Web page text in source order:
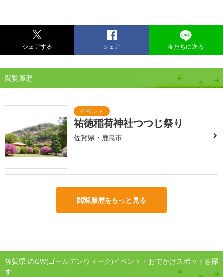
シェアする シェア 友だちに送る
閲覧履歴
祐徳稲荷神社つつじ祭り
佐賀県・鹿島市
閲覧履歴をもっと見る
佐賀県 のGW(ゴールデンウィーク)イベント・おでかけスポットを探
す